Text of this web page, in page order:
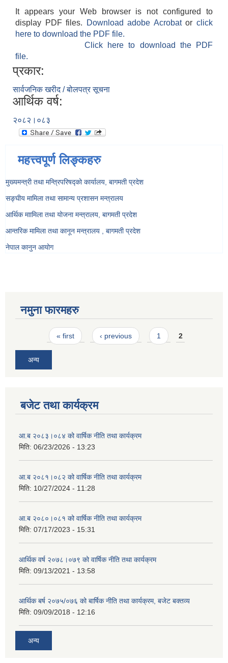
It appears your Web browser is not configured to
display PDF files.
Download adobe Acrobatorclick
here to download the PDF file.
Click here to download the PDF
file.
प्रकार:
सार्वजनिक खरीद / बोलपत्र सूचना
आर्थिक वर्ष:
२०८२।०८३
महत्त्वपूर्ण लिङ्कहरु
मुख्यमन्त्री तथा मन्त्रिपरिषद्को कार्यालय, बागमती प्रदेश
सङ्‍घीय मामिला तथा सामान्य प्रशासन मन्त्रालय
आर्थिक माामिला तथा योजना मन्त्रालय, बागमती प्रदेश
आन्तरिक मामिला तथा कानून मन्त्रालय , बागमती प्रदेश
नेपाल कानुन आयोग
नमुना फारमहरु
Pages« first ‹ previous 1 2
अन्य
बजेट तथा कार्यक्रम
आ.ब २०८३।०८४ को वार्षिक नीति तथा कार्यक्रम
मिति: 06/23/2026 - 13:23
आ.ब २०८१।०८२ को वार्षिक नीति तथा कार्यक्रम
मिति: 10/27/2024 - 11:28
आ.ब २०८०।०८१ को वार्षिक नीति तथा कार्यक्रम
मिति: 07/17/2023 - 15:31
आर्थिक वर्ष २०७८।०७९ को वार्षिक नीति तथा कार्यक्रम
मिति: 09/13/2021 - 13:58
आर्थिक बर्ष २०७५/०७६ को बार्षिक नीति तथा कार्यक्रम, बजेट बक्तव्य
मिति: 09/09/2018 - 12:16
अन्य